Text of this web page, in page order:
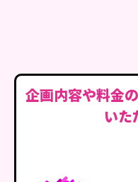
企画内容や料金
いた